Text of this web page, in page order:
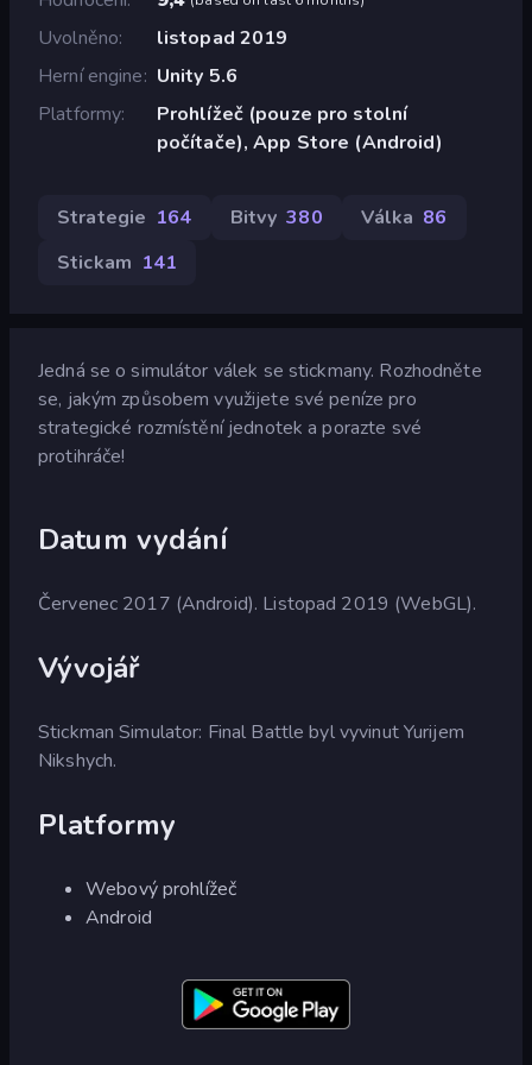
Uvolněno
listopad 2019
Herní engine
Unity 5.6
Platformy
Prohlížeč (pouze pro stolní
počítače), App Store (Android)
Strategie 164 Bitvy 380 Válka 86
Stickam 141
Jedná se o simulátor válek se stickmany. Rozhodněte
se, jakým způsobem využijete své peníze pro
strategické rozmístění jednotek a porazte své
protihráče!
Datum vydání
Červenec 2017 (Android). Listopad 2019 (WebGL).
Vývojář
Stickman Simulator: Final Battle byl vyvinut Yurijem
Nikshych.
Platformy
Webový prohlížeč
Android